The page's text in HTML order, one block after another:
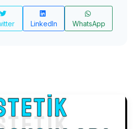
LinkedIn WhatsApp